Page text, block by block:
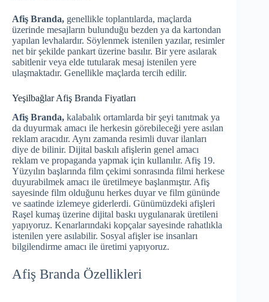
Afiş Branda, genellikle toplantılarda, maçlarda
üzerinde mesajların bulunduğu bezden ya da kartondan
yapılan levhalardır. Söylenmek istenilen yazılar, resimler
net bir şekilde pankart üzerine basılır. Bir yere asılarak
sabitlenir veya elde tutularak mesaj istenilen yere
ulaşmaktadır. Genellikle maçlarda tercih edilir.
Yeşilbağlar Afiş Branda Fiyatları
Afiş Branda, kalabalık ortamlarda bir şeyi tanıtmak ya
da duyurmak amacı ile herkesin görebileceği yere asılan
reklam aracıdır. Aynı zamanda resimli duvar ilanları
diye de bilinir. Dijital baskılı afişlerin genel amacı
reklam ve propaganda yapmak için kullanılır. Afiş 19.
Yüzyılın başlarında film çekimi sonrasında filmi herkese
duyurabilmek amacı ile üretilmeye başlanmıştır. Afiş
sayesinde film olduğunu herkes duyar ve film gününde
ve saatinde izlemeye giderlerdi. Günümüzdeki afişleri
Raşel kumaş üzerine dijital baskı uygulanarak üretileni
yapıyoruz. Kenarlarındaki kopçalar sayesinde rahatlıkla
istenilen yere asılabilir. Sosyal afişler ise insanları
bilgilendirme amacı ile üretimi yapıyoruz.
Afiş Branda Özellikleri